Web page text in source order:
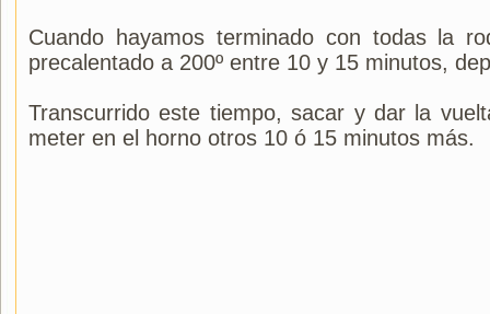
Cuando hayamos terminado con todas la
precalentado a 200º entre 10 y 15 minutos,
Transcurrido este tiempo, sacar y dar la
meter en el horno otros 10 ó 15 minutos más.